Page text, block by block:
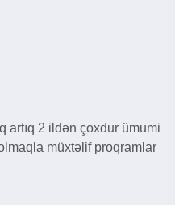
artıq 2 ildən çoxdur ümumi
müxtəlif proqramlar